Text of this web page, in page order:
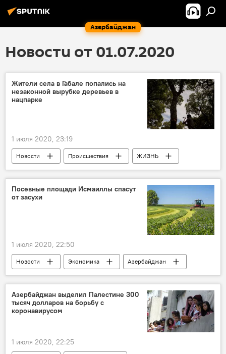
Азербайджан
Новости от 01.07.2020
Жители села в Габале попались на
незаконной вырубке деревьев в
нацпарке
1 июля 2020, 23:19
Новости Происшествия
ЖИЗНЬ
Азербайджан
Вырубка деревьев
Габала
Посевные площади Исмаиллы спасут
от засухи
1 июля 2020, 22:50
Новости Экономика Азербайджан
Азербайджан выделил Палестине 300
тысяч долларов на борьбу с
коронавирусом
1 июля 2020, 22:25